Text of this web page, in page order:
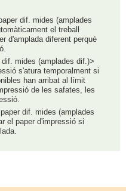
dif. mides (amplades
el treball
d'amplada diferent perquè
mides (amplades dif.)>
s'atura temporalment si
han arribat al límit
de les safates, les
dif. mides (amplades
el paper d'impressió si